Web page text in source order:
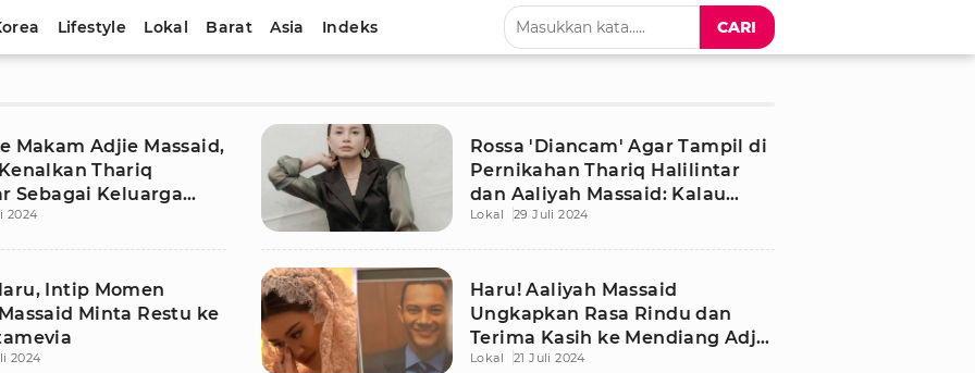
Lifestyle Lokal Barat Asia Indeks CARI
Makam Adjie Massaid,
Thariq
Sebagai Keluarga
2024
Rossa 'Diancam' Agar Tampil di
Pernikahan Thariq Halilintar
dan Aaliyah Massaid: Kalau
Nggak Dikutuk
Lokal 29 Juli 2024
Intip Momen
Minta Restu ke
2024
Haru! Aaliyah Massaid
Ungkapkan Rasa Rindu dan
Terima Kasih ke Mendiang Adjie
Massaid
Lokal 21 Juli 2024